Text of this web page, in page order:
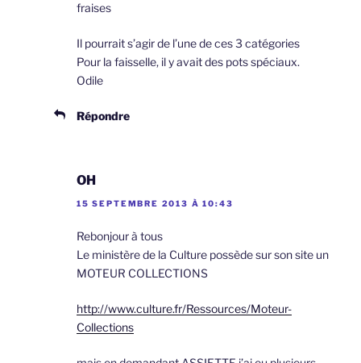
fraises
Il pourrait s’agir de l’une de ces 3 catégories
Pour la faisselle, il y avait des pots spéciaux.
Odile
Répondre
OH
15 SEPTEMBRE 2013 À 10:43
Rebonjour à tous
Le ministère de la Culture possède sur son site un
MOTEUR COLLECTIONS
http://www.culture.fr/Ressources/Moteur-
Collections